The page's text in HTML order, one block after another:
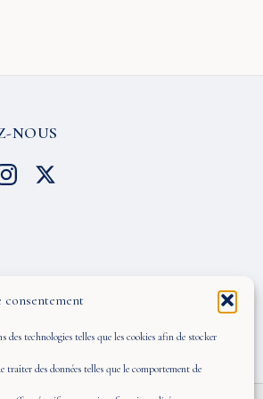
consentement
technologies telles que les cookies afin de stocker
traiter des données telles que le comportement de
NOUS